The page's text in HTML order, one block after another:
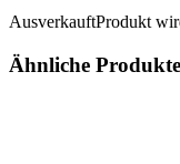
AusverkauftProdukt
Ähnliche Produkte